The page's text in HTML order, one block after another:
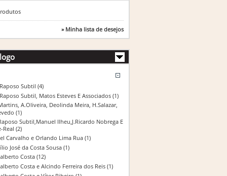
» Minha lista de desejos
Subtil (4)
Subtil, Matos Esteves E Associados(1)
A.Oliveira, Deolinda Meira, H.Salazar,
(1)
Subtil,Manuel Ilheu,J.Ricardo Nobrega E
Real (2)
Carvalho e Orlando Lima Rua (1)
José da Costa Sousa (1)
Costa(12)
Costa e Alcindo Ferreira dos Reis (1)